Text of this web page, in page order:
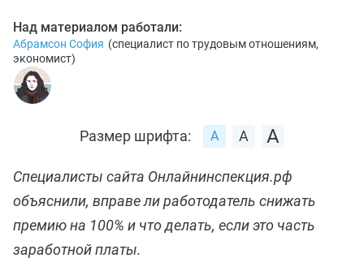
Над материалом работали:
Абрамсон София (специалист по трудовым отношениям,
экономист)
Размер шрифта:
Специалисты сайта Онлайнинспекция.рф
объяснили, вправе ли работодатель снижать
премию на 100% и что делать, если это часть
заработной платы.